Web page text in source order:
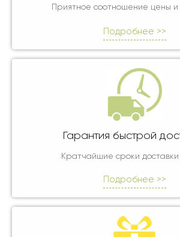
Приятное соотношение цены и
Подробнее >>
Гарантия быстрой
Кратчайшие сроки доставки
Подробнее >>